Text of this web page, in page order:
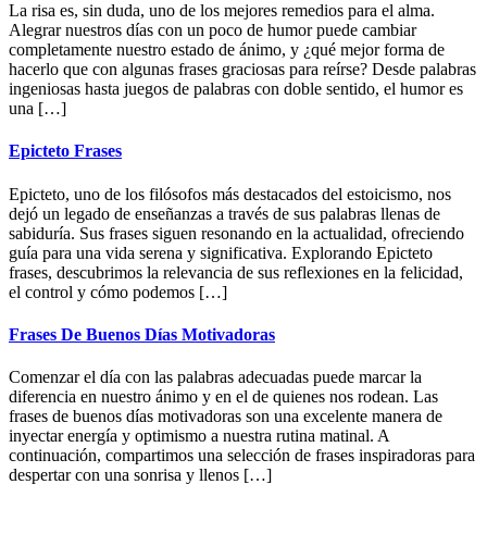
La risa es, sin duda, uno de los mejores remedios para el alma.
Alegrar nuestros días con un poco de humor puede cambiar
completamente nuestro estado de ánimo, y ¿qué mejor forma de
hacerlo que con algunas frases graciosas para reírse? Desde palabras
ingeniosas hasta juegos de palabras con doble sentido, el humor es
una […]
Epicteto Frases
Epicteto, uno de los filósofos más destacados del estoicismo, nos
dejó un legado de enseñanzas a través de sus palabras llenas de
sabiduría. Sus frases siguen resonando en la actualidad, ofreciendo
guía para una vida serena y significativa. Explorando Epicteto
frases, descubrimos la relevancia de sus reflexiones en la felicidad,
el control y cómo podemos […]
Frases De Buenos Días Motivadoras
Comenzar el día con las palabras adecuadas puede marcar la
diferencia en nuestro ánimo y en el de quienes nos rodean. Las
frases de buenos días motivadoras son una excelente manera de
inyectar energía y optimismo a nuestra rutina matinal. A
continuación, compartimos una selección de frases inspiradoras para
despertar con una sonrisa y llenos […]